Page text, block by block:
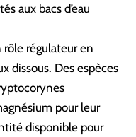
aux bacs d’eau
régulateur en
dissous. Des espèces
pour leur
disponible pour